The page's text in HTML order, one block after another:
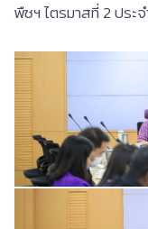
พืชฯ ไตรมาสที่ 2 ประ